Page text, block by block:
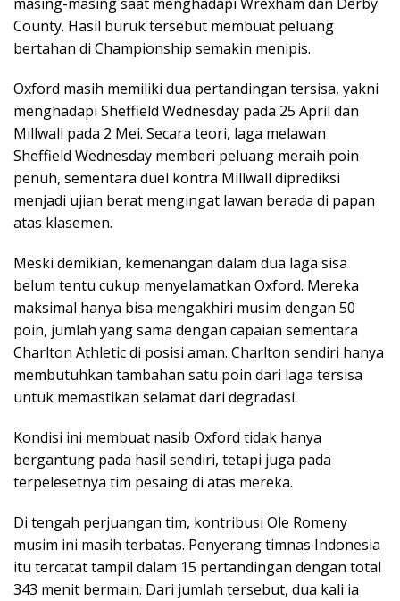
County. Hasil buruk tersebut membuat peluang
bertahan di Championship semakin menipis.
Oxford masih memiliki dua pertandingan tersisa, yakni
menghadapi Sheffield Wednesday pada 25 April dan
Millwall pada 2 Mei. Secara teori, laga melawan
Sheffield Wednesday memberi peluang meraih poin
penuh, sementara duel kontra Millwall diprediksi
menjadi ujian berat mengingat lawan berada di papan
atas klasemen.
Meski demikian, kemenangan dalam dua laga sisa
belum tentu cukup menyelamatkan Oxford. Mereka
maksimal hanya bisa mengakhiri musim dengan 50
poin, jumlah yang sama dengan capaian sementara
Charlton Athletic di posisi aman. Charlton sendiri hanya
membutuhkan tambahan satu poin dari laga tersisa
untuk memastikan selamat dari degradasi.
Kondisi ini membuat nasib Oxford tidak hanya
bergantung pada hasil sendiri, tetapi juga pada
terpelesetnya tim pesaing di atas mereka.
Di tengah perjuangan tim, kontribusi Ole Romeny
musim ini masih terbatas. Penyerang timnas Indonesia
itu tercatat tampil dalam 15 pertandingan dengan total
343 menit bermain. Dari jumlah tersebut, dua kali ia